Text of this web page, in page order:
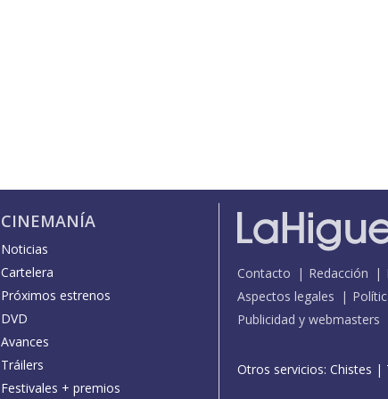
CINEMANÍA
Noticias
Cartelera
Próximos estrenos
DVD
Avances
Tráilers
Festivales + premios
Contacto Redacción
Aspectos legales
Publicidad y webmasters
Otros servicios: Chistes |